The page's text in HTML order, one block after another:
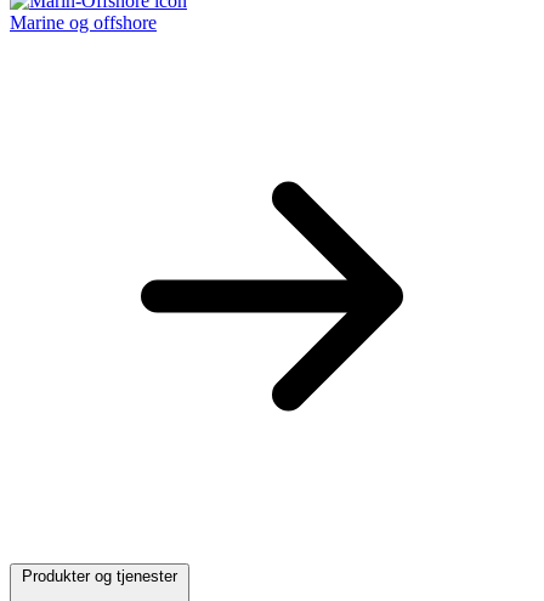
Marine og offshore
Produkter og tjenester